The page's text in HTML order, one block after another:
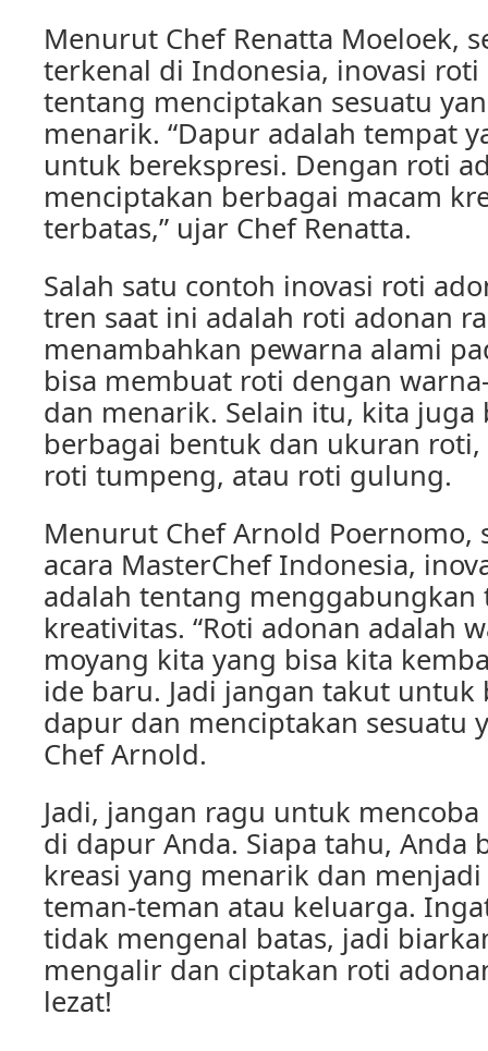
Menurut Chef Renatta Moeloek,
terkenal di Indonesia, inovasi
tentang menciptakan sesuatu
menarik. “Dapur adalah tempat
untuk berekspresi. Dengan roti
menciptakan berbagai macam
terbatas,” ujar Chef Renatta.
Salah satu contoh inovasi roti
tren saat ini adalah roti adonan
menambahkan pewarna alami
bisa membuat roti dengan
dan menarik. Selain itu, kita juga
berbagai bentuk dan ukuran
roti tumpeng, atau roti gulung.
Menurut Chef Arnold Poernomo,
acara MasterChef Indonesia,
adalah tentang menggabungkan
kreativitas. “Roti adonan adalah
moyang kita yang bisa kita
ide baru. Jadi jangan takut
dapur dan menciptakan sesuatu
Chef Arnold.
Jadi, jangan ragu untuk
di dapur Anda. Siapa tahu, Anda
kreasi yang menarik dan
teman-teman atau keluarga.
tidak mengenal batas, jadi
mengalir dan ciptakan roti
lezat!